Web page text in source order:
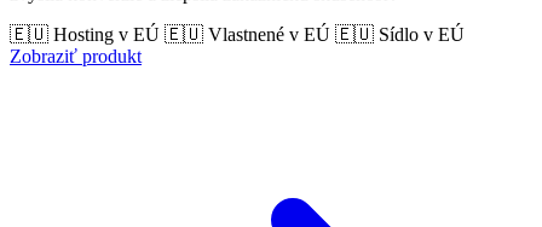
🇪🇺 Hosting v EÚ 🇪🇺 Vlastnené v EÚ 🇪🇺 Sídlo v EÚ
Zobraziť produkt